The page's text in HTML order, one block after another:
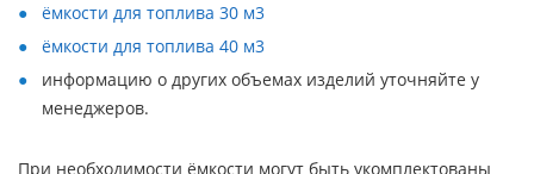
ёмкости для топлива 30 м3
ёмкости для топлива 40 м3
информацию о других объемах изделий уточняйте у
менеджеров.
При необходимости ёмкости могут быть укомплектованы